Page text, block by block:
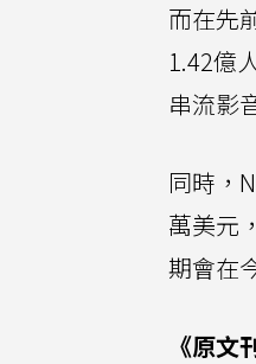
而在先
1.42億
串流影
同時，
萬美元
期會在
《原文